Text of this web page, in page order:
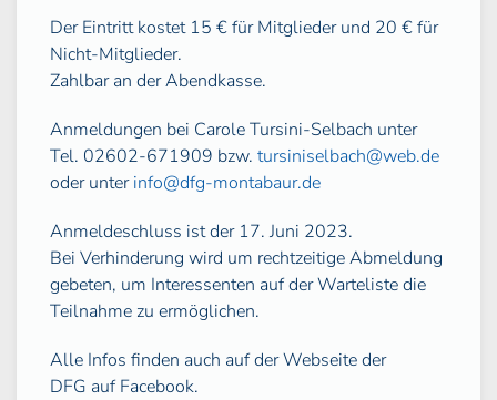
Der Eintritt kostet 15 € für Mitglieder und 20 € für
Nicht-Mitglieder.
Zahlbar an der Abendkasse.
Anmeldungen bei Carole Tursini-Selbach unter
Tel. 02602-671909 bzw. tursiniselbach@web.de
oder unterinfo@dfg-montabaur.de
Anmeldeschluss ist der 17. Juni 2023.
Bei Verhinderung wird um rechtzeitige Abmeldung
gebeten, um Interessenten auf der Warteliste die
Teilnahme zu ermöglichen.
Alle Infos finden auch auf der Webseite der
DFG auf Facebook.